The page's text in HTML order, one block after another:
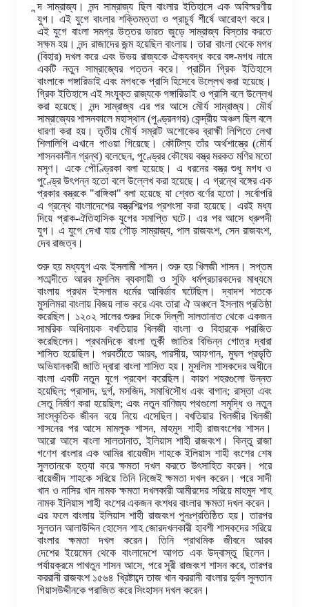
ন্দ সাম্রাজ্য। নন্দ সাম্রাজ্য ছিল বাংলার ইতিহাসে এক অবিস্মরণীয়
যুগ। এই যুগে বাংলার শক্তিমত্তা ও প্রাচুর্য শীর্ষে আরোহণ করে।
এই যুগে বাংলা সমগ্র উত্তর ভারত জুড়ে সাম্রাজ্য বিস্তার করতে
সক্ষম হয়। নন্দ রাজাদের জন্ম হয়েছিল বাংলায়। তারা বাংলা থেকে মগধ
(বিহার) দখল করে এবং উভয় রাজ্যকে ঐক্যবদ্ধ করে বঙ্গ-মগধ নামে
একটি নতুন সাম্রাজ্যের পত্তন করে। প্রাচীন গ্রিক ইতিহাসে
বাংলাকে গঙ্গারিডাই এবং মগধকে প্রাসি হিসেবে উল্লেখ করা হয়েছে।
গ্রিক ইতিহাসে এই সংযুক্ত রাজ্যকে গঙ্গারিডাই ও প্রাসি বলে উল্লেখ
করা হয়েছে। নন্দ সাম্রাজ্য এর পর আসে মৌর্য সাম্রাজ্য। মৌর্য
সাম্রাজ্যের শাসনকালে মহাস্থান (পুণ্ড্রনগর) কেন্দ্রীয় অঞ্চল ছিল বলে
ধারণা করা হয়। তৃতীয় মৌর্য সম্রাট অশোকের ব্রাহ্মী লিপিতে লেখা
শিলালিপি এখানে পাওয়া গিয়েছে। কৌটিল্য তাঁর অর্থশাস্ত্রে (মৌর্য
শাসনকালীন গ্রন্থ) বলেছেন, পুণ্ড্রের কৌষেয় বস্ত্র মরকত মণির মতো
মসৃণ। একে পৌণ্ড্রিকা বলা হয়েছে। এ ধরনের বস্ত্র শুধু মগধ ও
পুণ্ড্রে উৎপন্ন হতো বলে উল্লেখ করা হয়েছে। এ গ্রন্থে বঙ্গের এক
প্রকার বস্ত্রকে "বাঙ্গিকা" বলা হয়েছে যা শ্বেত বর্ণের হতো। সর্বোপরি
এ গ্রন্থে বাংলাদেশের বস্ত্রশিল্পের প্রশংসা করা হয়েছে। এরই মধ্য
দিয়ে প্রাক-ঐতিহাসিক যুগের সমাপ্তি ঘটে। এর পর আসে ধ্রুপদী
যুগ। এ যুগে দেখা যায় গৌড় সাম্রাজ্য, পাল রাজবংশ, সেন রাজবংশ,
দেব রাজত্ব।
শুরু হয় মধ্যযুগ এবং ইসলামী শাসন। শুরু হয় খিলজী শাসন। সপ্তম
শতাব্দীতে আরব মুসলিম ব্যবসায়ী ও সুফি ধর্মপ্রচারকদের মাধ্যমে
বাংলায় প্রথম ইসলাম ধর্মের আবির্ভাব ঘটেছিল। দ্বাদশ শতকে
মুসলিমরা বাংলায় বিজয় লাভ করে এবং তারা ঐ অঞ্চলে ইসলাম প্রতিষ্ঠা
করেছিল। ১২০২ সালের শুরুর দিকে দিল্লী সালতানাত থেকে একজন
সামরিক অধিনায়ক বখতিয়ার খিলজী বাংলা ও বিহারকে পরাজিত
করেছিলেন। প্রথমদিকে বাংলা তুর্কী জাতির বিভিন্ন গোত্র দ্বারা
শাসিত হয়েছিল। পরবর্তীতে আরব, পারসীয়, আফগান, মুঘল প্রভৃতি
অভিযানকারী জাতি দ্বারা বাংলা শাসিত হয়। মুসলিম শাসকদের অধীনে
বাংলা একটি নতুন যুগে প্রবেশ করেছিল। কারণ শহরগুলো উন্নত
হয়েছিল; প্রাসাদ, দুর্গ, মসজিদ, সমাধিসৌধ এবং বাগান; রাস্তা এবং
সেতু নির্মাণ করা হয়েছিল; এবং নতুন বাণিজ্য পথগুলো সমৃদ্ধি ও নতুন
সাংস্কৃতিক জীবন বয়ে নিয়ে এসেছিল। বখতিয়ার খিলজীর খিলজী
শাসনের পর আসে মামলুক শাসন, মাহমুদ শাহী রাজবংশের শাসন।
আরো আসে বাংলা সালতানাত, ইলিয়াস শাহী রাজবংশ। কিন্তু রাজা
গণেশ বাংলার এক আমির বায়েজীদ শাহকে ইলিয়াস শাহী বংশের শেষ
সুলতানকে হত্যা করে ক্ষমতা দখল করতে উৎসাহিত করেন। পরে
বায়েজীদ শাহকে সরিয়ে তিনি নিজেই ক্ষমতা দখল করেন। পরে সাদী
খান ও নাসির খান নামক ক্ষমতা দখলকারী আমীরদের সরিয়ে মাহমুদ শাহ
নামক ইলিয়াস শাহী বংশের একজন বংশধর বাংলার ক্ষমতা দখল করেন।
এর ফলে বাংলায় ইলিয়াস শাহী রাজবংশ পুনঃপ্রতিষ্ঠিত হয়। তারপর
সুলতান আলাউদ্দিন হোসেন শাহ জোরদখলকারী হাবশী শাসকদের সরিয়ে
বাংলার ক্ষমতা দখল করেন। তিনি প্রাথমিক জীবনে আরব
দেশের ইয়েমেন থেকে বাংলাদেশে আগত এক উদ্বাস্তু ছিলেন।
পর্যায়ক্রমে পাখতুন শাসন আসে, পরে সূরী রাজবংশ শাসন করে, তারপর
কররানী রাজবংশ ১৫৬৪ খ্রিষ্টাব্দে তাজ খান কররানী বাংলার দুর্বল সুলতান
গিয়াসউদ্দীনকে পরাজিত করে সিংহাসন দখল করেন।